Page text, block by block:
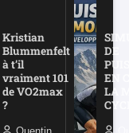
Kristian
Blummenfelt
à t’il
vraiment 101
de VO2max
?
DE
EN
LA